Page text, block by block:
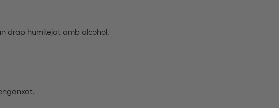
drap humitejat amb alcohol.